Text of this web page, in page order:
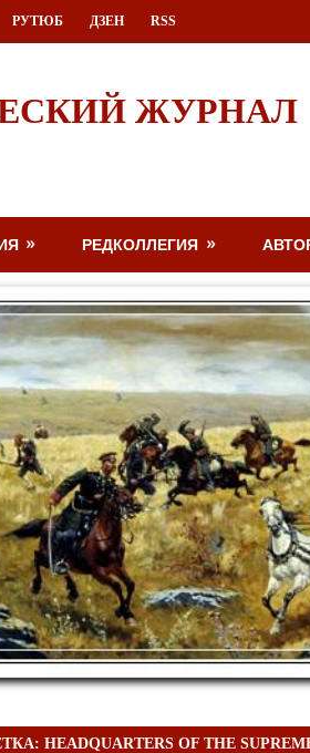
РУТЮБ ДЗЕН RSS
ЖУРНАЛ
РЕДКОЛЛЕГИЯ
HEADQUARTERS OF THE